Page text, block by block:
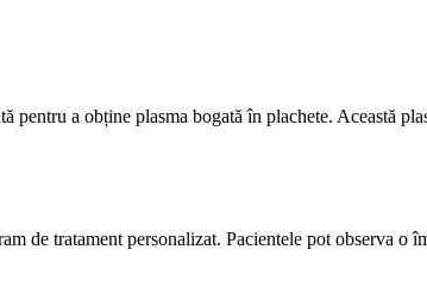
a obține plasma bogată în plachete. Această
de tratament personalizat. Pacientele pot observa o